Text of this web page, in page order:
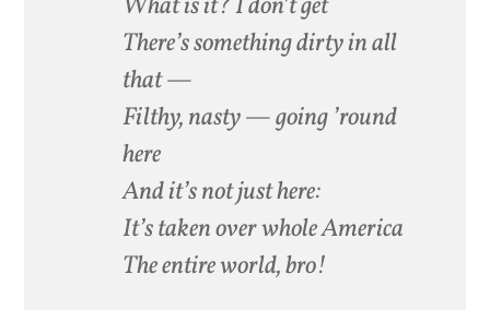
There’s something dirty in all
that —
Filthy, nasty — going ’round
here
And it’s not just here:
It’s taken over whole America
The entire world, bro!